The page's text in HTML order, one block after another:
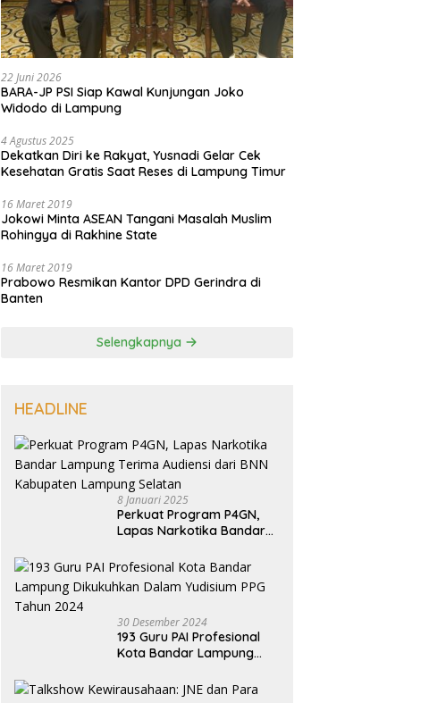
22 Juni 2026
BARA-JP PSI Siap Kawal Kunjungan Joko
Widodo di Lampung
4 Agustus 2025
Dekatkan Diri ke Rakyat, Yusnadi Gelar Cek
Kesehatan Gratis Saat Reses di Lampung Timur
16 Maret 2019
Jokowi Minta ASEAN Tangani Masalah Muslim
Rohingya di Rakhine State
16 Maret 2019
Prabowo Resmikan Kantor DPD Gerindra di
Banten
Selengkapnya
HEADLINE
8 Januari 2025
Perkuat Program P4GN,
Lapas Narkotika Bandar
dari BNN Kabupaten
Lampung Selatan
30 Desember 2024
193 Guru PAI Profesional
Kota Bandar Lampung
Yudisium PPG Tahun 2024